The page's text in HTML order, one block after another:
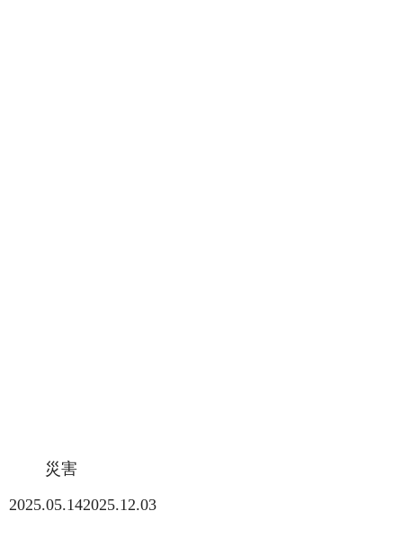
災害
2025.05.142025.12.03